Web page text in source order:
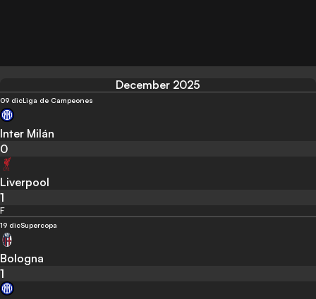
December 2025
09 dicLiga de Campeones
Inter Milán
0
Liverpool
1
F
19 dicSupercopa
Bologna
1